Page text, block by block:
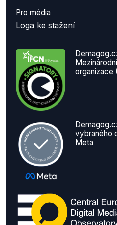
Pro média
Loga ke stažení
organizace
vybraného
Meta